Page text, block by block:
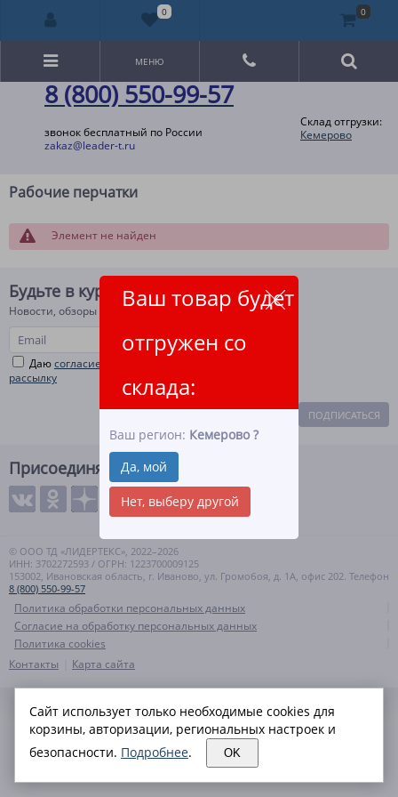
8 (800) 550-99-57
звонок бесплатный по России
zakaz@leader-t.ru
Склад отгрузки:
Кемерово
Ваш товар будет
отгружен со
склада:
Ваш регион: Кемерово ?
Да, мой
Нет, выберу другой
МЕНЮ
Рабочие перчатки
Элемент не найден
Будьте в курсе!
Новости, обзоры и акции
Даюсогласие на рекламную и информационную
рассылку
ПОДПИСАТЬСЯ
Присоединяйтесь
© ООО ТД «ЛИДЕРТЕКС», 2022–2026
ИНН: 3702272593 / ОГРН: 1223700009125
153002, Ивановская область, г. Иваново, ул. Громобоя, д. 1А, офис 202. Телефон
8 (800) 550-99-57
Политика обработки персональных данных
Согласие на обработку персональных данных
Политика cookies
Контакты
Карта сайта
0 0
Сайт использует только необходимые cookies для
корзины, авторизации, региональных настроек и
безопасности. Подробнее. OK